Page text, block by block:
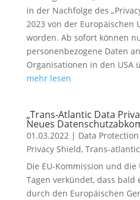
in der Nachfolge des
2023 von der Europäischen
worden. Ab sofort können
personenbezogene Daten
Organisationen in den USA
mehr lesen
„Trans-Atlantic Data
Neues
01.03.2022 | Data
Privacy Shield, Trans-
Die EU-Kommission und
Tagen verkündet, dass bald
durch den Europäischen